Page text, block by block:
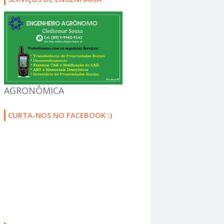
AGRONÔMICA
CURTA-NOS NO FACEBOOK :)